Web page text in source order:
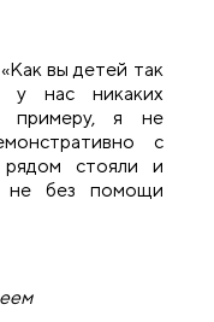
вы детей так
нас никаких
примеру, я не
с
стояли и
не без помощи